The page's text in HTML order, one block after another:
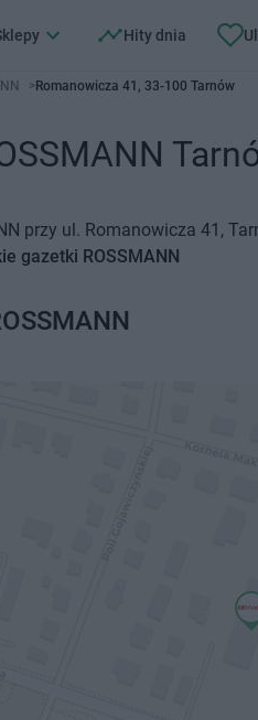
Hity dnia
>Romanowicza 41, 33-100 Tarnów
przy ul. Romanowicza 41,
gazetki ROSSMANN